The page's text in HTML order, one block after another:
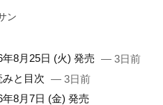
ン
8月25日 (火) 発売 — 3日前
みと目次 — 3日前
8月7日 (金) 発売